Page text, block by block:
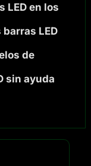
LED en los
LED
de
sin ayuda